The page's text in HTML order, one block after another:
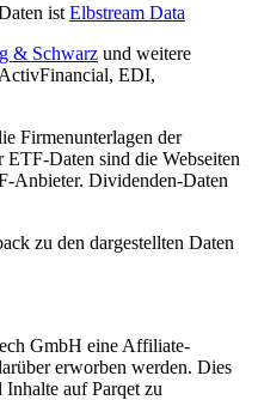
ist Elbstream Data
& Schwarz und weitere
EDI,
Firmenunterlagen der
Daten sind die Webseiten
Anbieter. Dividenden-Daten
zu den dargestellten Daten
GmbH eine Affiliate-
erworben werden. Dies
auf Parqet zu